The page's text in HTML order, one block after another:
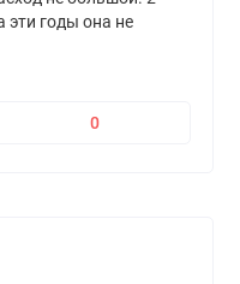
эти годы она не
0